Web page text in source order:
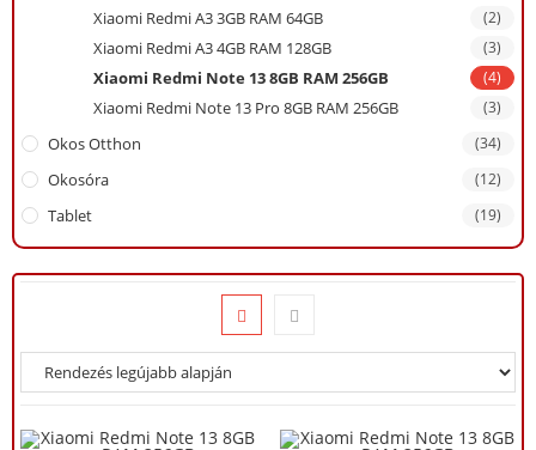
Xiaomi Redmi A3 3GB RAM 64GB (2)
Xiaomi Redmi A3 4GB RAM 128GB (3)
Xiaomi Redmi Note 13 8GB RAM 256GB (4)
Xiaomi Redmi Note 13 Pro 8GB RAM 256GB (3)
Okos Otthon (34)
Okosóra (12)
Tablet (19)